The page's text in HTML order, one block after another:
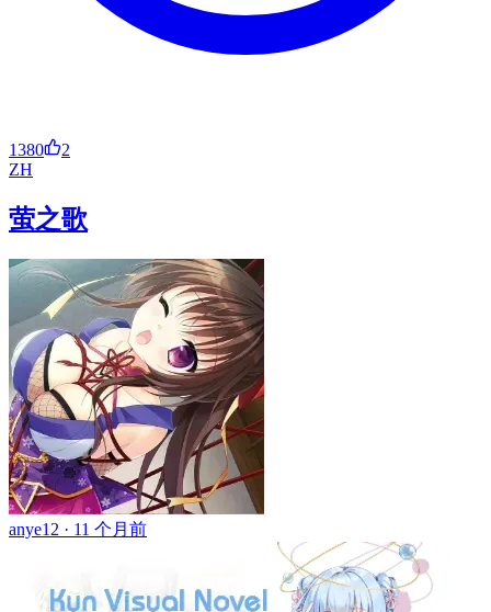
1380
2
ZH
萤之歌
anye12 · 11 个月前